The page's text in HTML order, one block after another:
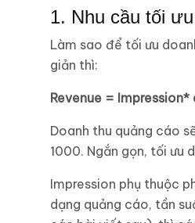
1. Nhu cầu tối
Làm sao để tối ưu
giản thì:
Revenue =
Doanh thu quảng cáo
1000. Ngắn gọn, tối ưu
Impression phụ thuộc
dạng quảng cáo, tần